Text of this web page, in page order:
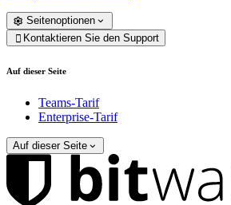
Seitenoptionen
 Kontaktieren Sie den Support
Auf dieser Seite
Teams-Tarif
Enterprise-Tarif
Auf dieser Seite